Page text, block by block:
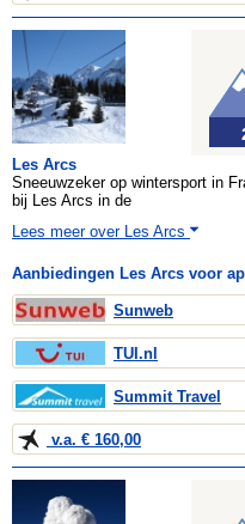
Les Arcs
Sneeuwzeker op wintersport in
bij Les Arcs in de
Lees meer over Les Arcs
Aanbiedingen Les Arcs voor
Sunweb
TUI.nl
Summit Travel
v.a. € 160,00